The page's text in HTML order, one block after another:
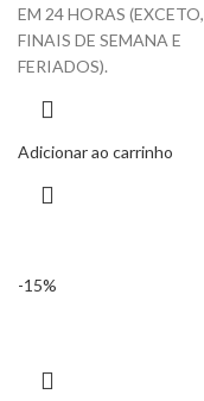
EM 24 HORAS (EXCETO,
FINAIS DE SEMANA E
FERIADOS).
Adicionar ao carrinho
-15%